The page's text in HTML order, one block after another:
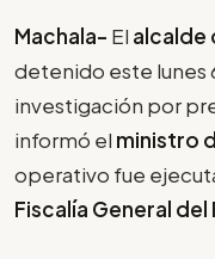
Machala- El alcalde
detenido este lunes
investigación por
informó el ministro
operativo fue
Fiscalía General del